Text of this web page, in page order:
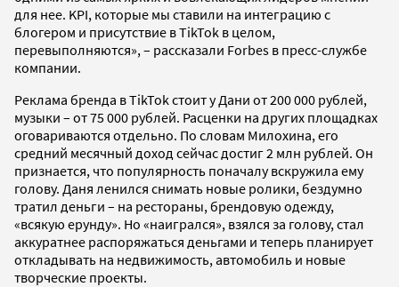
для нее. KPI, которые мы ставили на интеграцию с
блогером и присутствие в TikTok в целом,
перевыполняются», – рассказали Forbes в пресс-службе
компании.
Реклама бренда в TikTok стоит у Дани от 200 000 рублей,
музыки – от 75 000 рублей. Расценки на других площадках
оговариваются отдельно. По словам Милохина, его
средний месячный доход сейчас достиг 2 млн рублей. Он
признается, что популярность поначалу вскружила ему
голову. Даня ленился снимать новые ролики, бездумно
тратил деньги – на рестораны, брендовую одежду,
«всякую ерунду». Но «наигрался», взялся за голову, стал
аккуратнее распоряжаться деньгами и теперь планирует
откладывать на недвижимость, автомобиль и новые
творческие проекты.